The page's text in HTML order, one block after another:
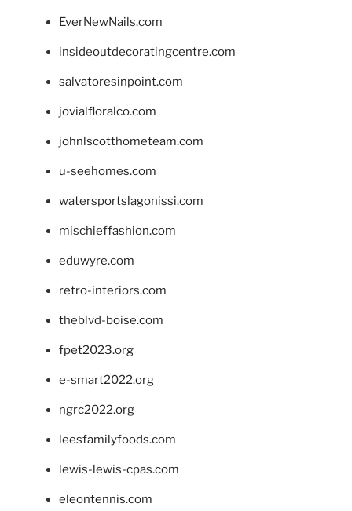
EverNewNails.com
insideoutdecoratingcentre.com
salvatoresinpoint.com
jovialfloralco.com
johnlscotthometeam.com
u-seehomes.com
watersportslagonissi.com
mischieffashion.com
eduwyre.com
retro-interiors.com
theblvd-boise.com
fpet2023.org
e-smart2022.org
ngrc2022.org
leesfamilyfoods.com
lewis-lewis-cpas.com
eleontennis.com